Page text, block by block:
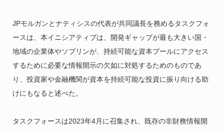
JPモルガンとナティシスの代表が共同議長を務めるタスクフォ
ースは、本イニシアティブは、開発ギャップが最も大きい国・
地域の企業体やソブリンが、持続可能な資本プールにアクセス
するために必要な情報開示の欠如に対処するためのものであ
り、投資家や金融機関が資本を持続可能な投資に振り向ける助
けにもなると述べた。
タスクフォースは2023年4月に召集され、既存の非財務情報開